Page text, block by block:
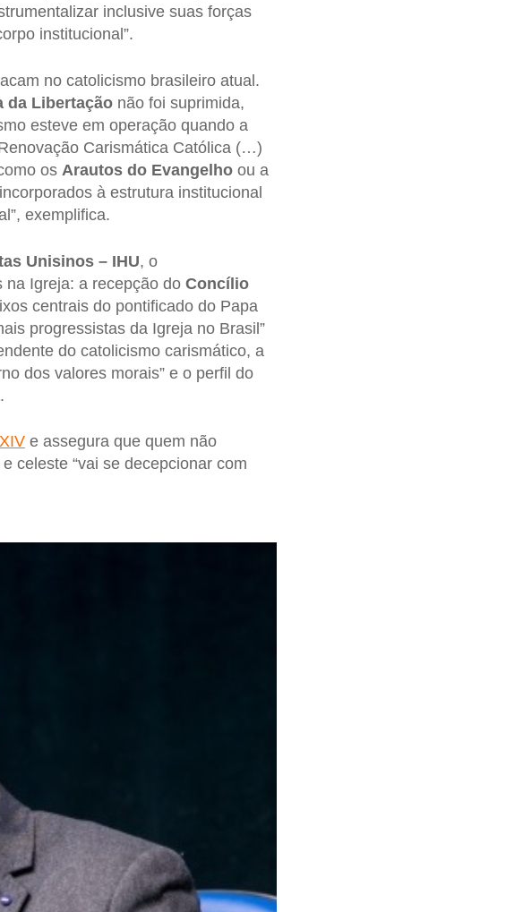
inclusive suas forças
institucional”.
no catolicismo brasileiro atual.
da Libertaçãonão foi suprimida,
esteve em operação quando a
Carismática Católica (…)
os Arautos do Evangelhoou a
à estrutura institucional
exemplifica.
Unisinos – IHU, o
na Igreja: a recepção do Concílio
centrais do pontificado do Papa
progressistas da Igreja no Brasil”
do catolicismo carismático, a
dos valores morais” e o perfil do
.
e assegura que quem não
celeste “vai se decepcionar com